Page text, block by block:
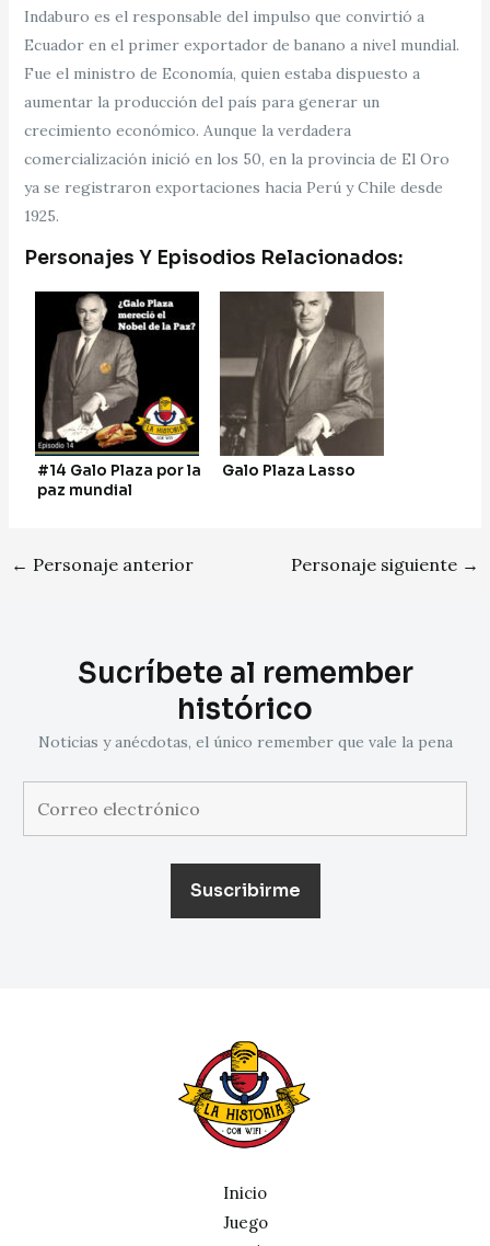
Indaburo es el responsable del impulso que convirtió a
Ecuador en el primer exportador de banano a nivel mundial.
Fue el ministro de Economía, quien estaba dispuesto a
aumentar la producción del país para generar un
crecimiento económico. Aunque la verdadera
comercialización inició en los 50, en la provincia de El Oro
ya se registraron exportaciones hacia Perú y Chile desde
1925.
Personajes Y Episodios Relacionados:
#14 Galo Plaza por la
paz mundial
Galo Plaza Lasso
← Personaje anterior Personaje siguiente →
Sucríbete al remember
histórico
Noticias y anécdotas, el único remember que vale la pena
Inicio
Juego